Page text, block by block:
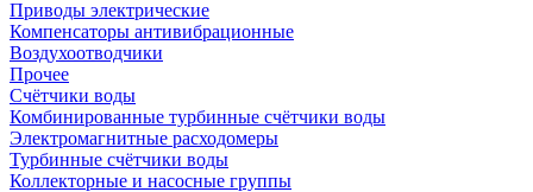
Приводы электрические
Компенсаторы антивибрационные
Воздухоотводчики
Прочее
Счётчики воды
Комбинированные турбинные счётчики воды
Электромагнитные расходомеры
Турбинные счётчики воды
Коллекторные и насосные группы